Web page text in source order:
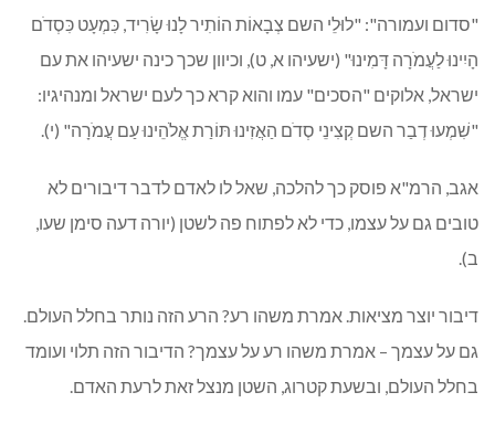
"סדום ועמורה": "לוּלֵי השם צְבָאוֹת הוֹתִיר לָנוּ שָׂרִיד, כִּמְעָט כִּסְדֹם
הָיִינוּ לַעֲמֹרָה דָּמִינוּ" (ישעיהו א, ט), וכיוון שכך כינה ישעיהו את עם
ישראל, אלוקים "הסכים" עמו והוא קרא כך לעם ישראל ומנהיגיו:
"שִׁמְעוּ דְבַר השם קְצִינֵי סְדֹם הַאֲזִינוּ תּוֹרַת אֱלֹהֵינוּ עַם עֲמֹרָה" (י).
אגב, הרמ"א פוסק כך להלכה, שאל לו לאדם לדבר דיבורים לא
טובים גם על עצמו, כדי לא לפתוח פה לשטן (יורה דעה סימן שעו,
ב).
דיבור יוצר מציאות. אמרת משהו רע? הרע הזה נותר בחלל העולם.
גם על עצמך – אמרת משהו רע על עצמך? הדיבור הזה תלוי ועומד
בחלל העולם, ובשעת קטרוג, השטן מנצל זאת לרעת האדם.